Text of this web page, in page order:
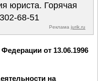
юриста. Горячая
68-51
Реклама jurik.ru
от 13.06.1996
на